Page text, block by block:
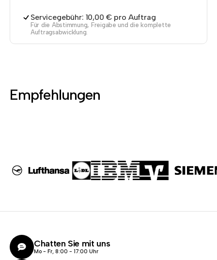
Servicegebühr: 10,00 € pro Auftrag
Für die Abstimmung, Freigabe und die komplette
Auftragsabwicklung.
Empfehlungen
Chatten Sie mit uns
Mo - Fr, 8:00 - 17:00 Uhr